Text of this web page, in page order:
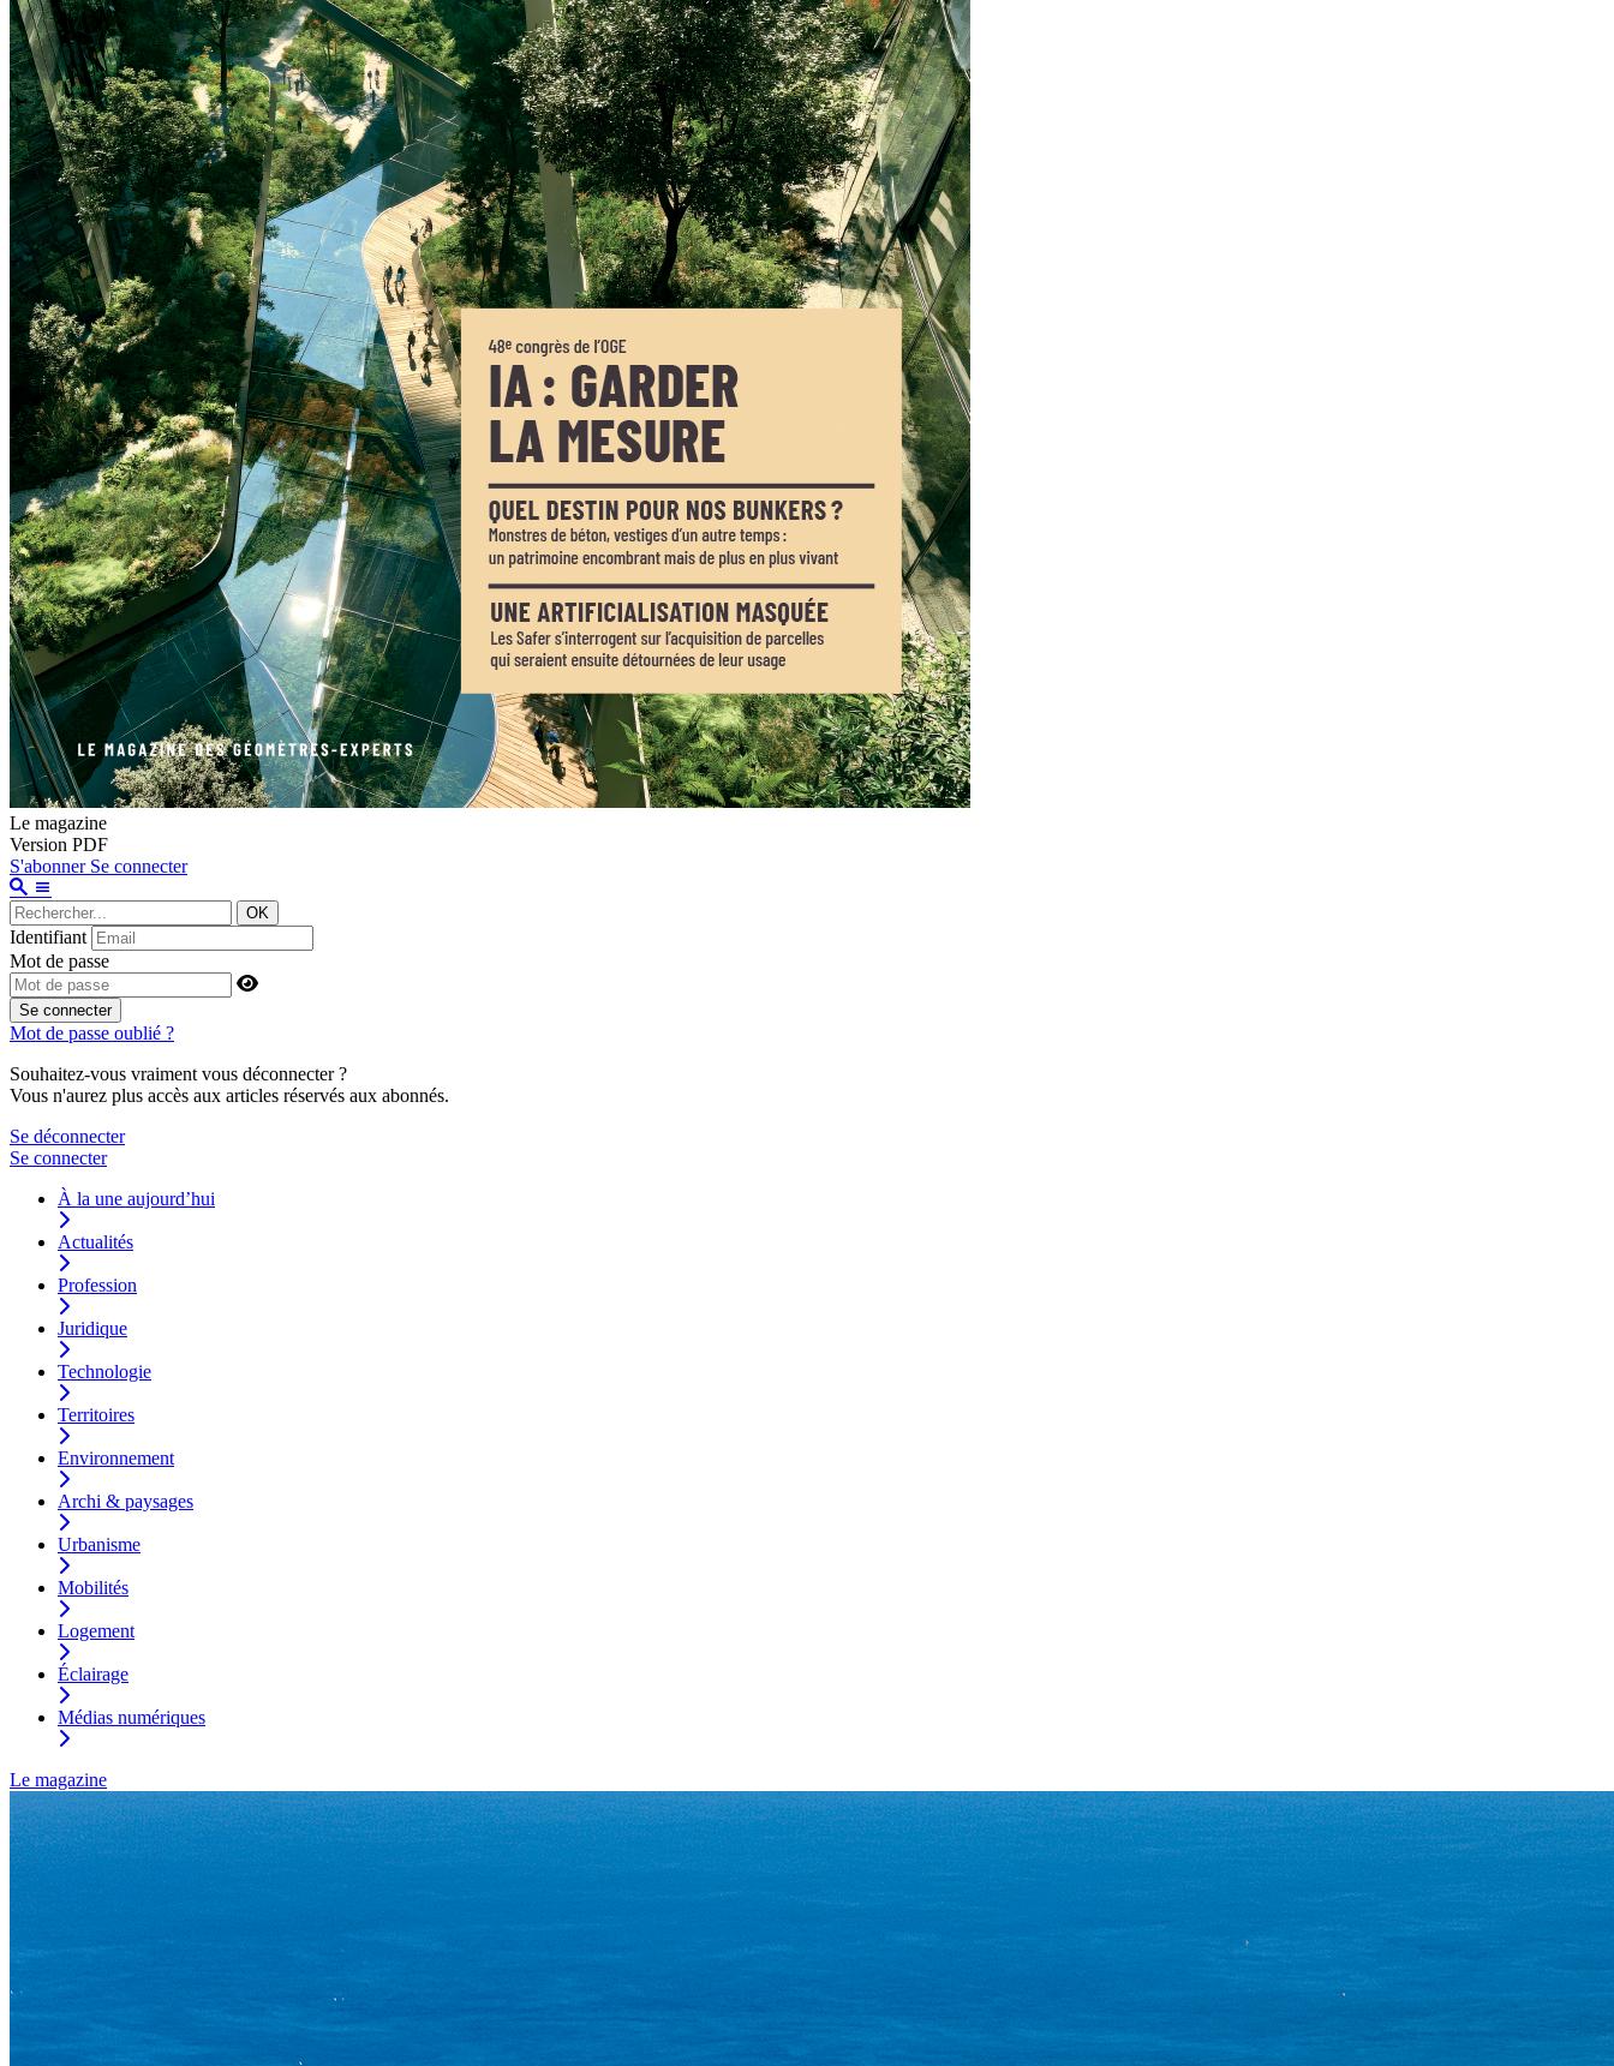
Le magazine
Version PDF
S'abonner Se connecter
OK
Identifiant
Mot de passe
Se connecter
Mot de passe oublié ?
Souhaitez-vous vraiment vous déconnecter ?
Vous n'aurez plus accès aux articles réservés aux abonnés.
Se déconnecter
Se connecter
À la une aujourd’hui
Actualités
Profession
Juridique
Technologie
Territoires
Environnement
Archi & paysages
Urbanisme
Mobilités
Logement
Éclairage
Médias numériques
Le magazine